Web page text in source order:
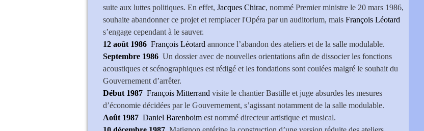
suite aux luttes politiques. En effet, Jacques Chirac, nommé Premier ministre le 20 mars 1986,
souhaite abandonner ce projet et remplacer l'Opéra par un auditorium, mais François Léotard
s’engage cependant à le sauver.
12 août 1986 François Léotard annonce l’abandon des ateliers et de la salle modulable.
Septembre 1986 Un dossier avec de nouvelles orientations afin de dissocier les fonctions
acoustiques et scénographiques est rédigé et les fondations sont coulées malgré le souhait du
Gouvernement d’arrêter.
Début 1987 François Mitterrand visite le chantier Bastille et juge absurdes les mesures
d’économie décidées par le Gouvernement, s’agissant notamment de la salle modulable.
Août 1987 Daniel Barenboim est nommé directeur artistique et musical.